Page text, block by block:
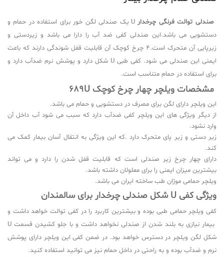
صندلی توالت فرنگی چرخدار
U یک صندلی لگن خور برای استفاده در حمام و
دستشویی می باشد.این صندلی کفی ضد آب را دارا می باشد و زیردستی و
زیرپایی آن متحرک است.4 چرخ کوچک آن قابلیت قفل شوندگی دارند که باعث
ایمنی این صندلی می شود. کفی طبی U شکل دارد و پوشش نرم ضدآب دارد و
برای استفاده در حمام متناسب است.
مشخصات ویلچر چهار چرخ کوچک 689 U
این ویلچر دارای لگن برای مصرف در دستشویی و حمام می باشد.
از دیگر ویژگی های این ویلچر کفی ضدآب دارد که سبب می شود آب داخل آن
وارد نشود.
زیر دستی و زیر پای متحرک دارد .که این ویژگی به انتقال آسان بیمار کمک می
کند.
دارای چهار چرخ زیر صندلی است که قابلیت قفل شدن را دارد و می تواند
بیشترین میزان ایمنی را برای معلولان داشته باشد.
ویلچر حمامی موژان طب ساخته ایران می باشد.
ویژگی کفی شکل صندلی چرخدار برای سالمندان
کفی ویلچر حمامی طبی بوده و بیشترین کاربرد را در کفی توالت خواهد داشت و
بیمار نیازی به بلند شدن از صندلی نخواهد داشت و با جلو کشیدن قسمت U
شکل لگن ویلچر در دسترس خواهد بود. در ضمن کفی این ویلچر دارای پوشش
نرم و ضدآب بوده و به راحتی در داخل حمام نیز می توانید استفاده کنید.